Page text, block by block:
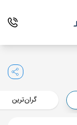
گران‌ترین